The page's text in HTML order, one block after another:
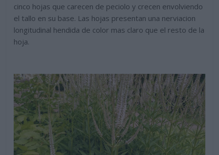
cinco hojas que carecen de peciolo y crecen envolviendo
el tallo en su base. Las hojas presentan una nerviacion
longitudinal hendida de color mas claro que el resto de la
hoja.